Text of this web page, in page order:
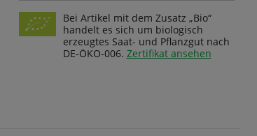
Bei Artikel mit dem Zusatz „Bio“
handelt es sich um biologisch
erzeugtes Saat- und Pflanzgut nach
DE-ÖKO-006. Zertifikat ansehen